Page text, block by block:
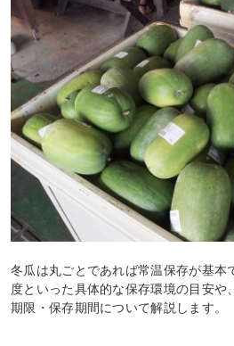
冬瓜は丸ごとであれば常温保存が基本
度といった具体的な保存環境の目安や
期限・保存期間について解説します。